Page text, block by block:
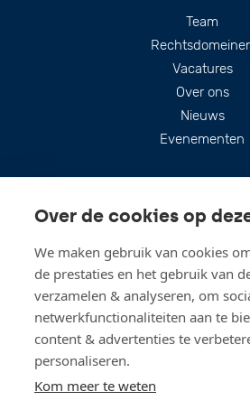
Over de cookies op
We maken gebruik van cookies
de prestaties en het gebruik van
verzamelen & analyseren, om
netwerkfunctionaliteiten aan te
content & advertenties te
personaliseren.
Kom meer te weten
Team
Vacatures
Over ons
Nieuws
Evenementen
Blijf up-to-